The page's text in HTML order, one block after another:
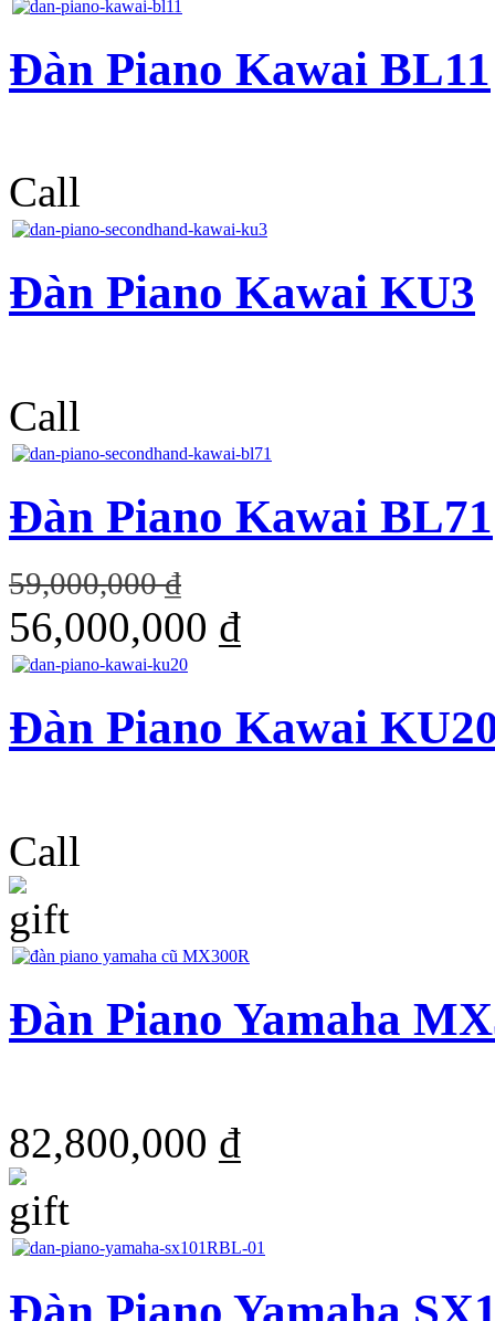
Đàn Piano Kawai BL11
Call
Đàn Piano Kawai KU3
Call
Đàn Piano Kawai BL71
59,000,000 ₫
56,000,000 ₫
Đàn Piano Kawai
Call
Đàn Piano Yamaha
82,800,000 ₫
Đàn Piano Yamaha